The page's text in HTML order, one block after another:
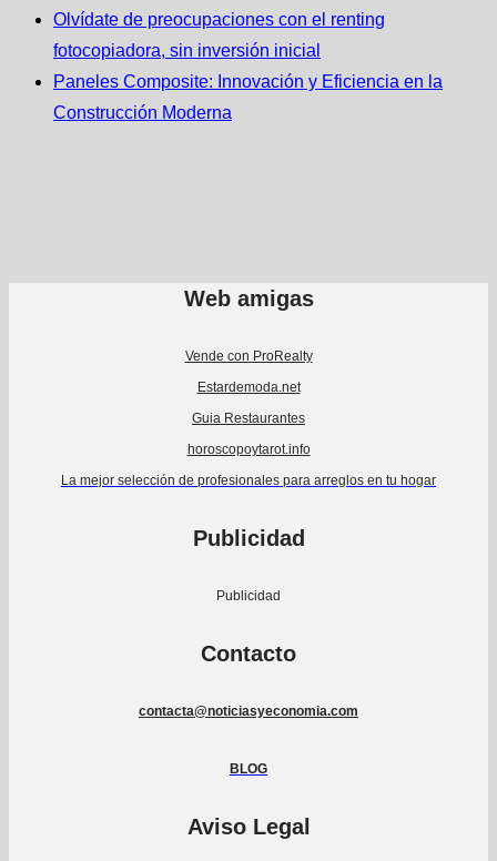
Olvídate de preocupaciones con el renting
fotocopiadora, sin inversión inicial
Paneles Composite: Innovación y Eficiencia en la
Construcción Moderna
Web amigas
Vende con ProRealty
Estardemoda.net
Guia Restaurantes
horoscopoytarot.info
La mejor selección de profesionales para arreglos en tu hogar
Publicidad
Publicidad
Contacto
contacta@noticiasyeconomia.com
BLOG
Aviso Legal